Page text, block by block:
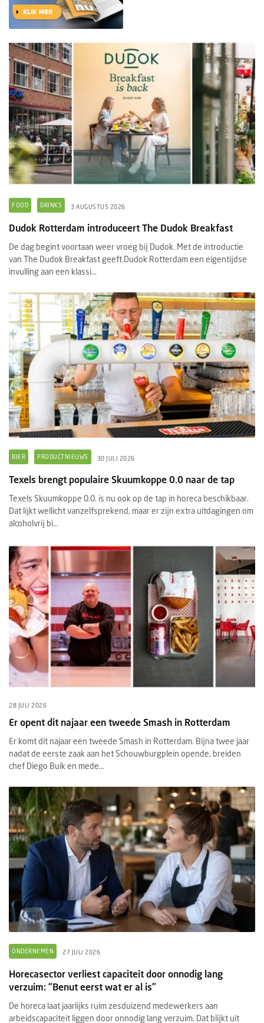
FOOD DRINKS 3 AUGUSTUS 2026
Dudok Rotterdam introduceert The Dudok Breakfast
De dag begint voortaan weer vroeg bij Dudok. Met de introductie
van The Dudok Breakfast geeft Dudok Rotterdam een eigentijdse
invulling aan een klassi...
BIER PRODUCTNIEUWS 30 JULI 2026
Texels brengt populaire Skuumkoppe 0.0 naar de tap
Texels Skuumkoppe 0.0. is nu ook op de tap in horeca beschikbaar.
Dat lijkt wellicht vanzelfsprekend, maar er zijn extra uitdagingen om
alcoholvrij bi...
28 JULI 2026
Er opent dit najaar een tweede Smash in Rotterdam
Er komt dit najaar een tweede Smash in Rotterdam. Bijna twee jaar
nadat de eerste zaak aan het Schouwburgplein opende, breiden
chef Diego Buik en mede...
ONDERNEMEN 27 JULI 2026
Horecasector verliest capaciteit door onnodig lang
verzuim: “Benut eerst wat er al is”
De horeca laat jaarlijks ruim zesduizend medewerkers aan
arbeidscapaciteit liggen door onnodig lang verzuim. Dat blijkt uit